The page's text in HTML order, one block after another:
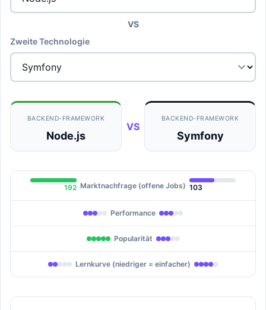
VS
Zweite Technologie
BACKEND-FRAMEWORK
Node.js
VS
BACKEND-FRAMEWORK
Symfony
192 Marktnachfrage (offene Jobs) 103
Performance
Popularität
Lernkurve (niedriger = einfacher)